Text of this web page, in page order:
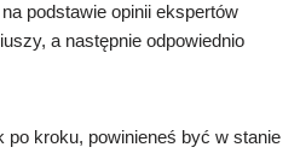
podstawie opinii ekspertów
a następnie odpowiednio
po kroku, powinieneś być w stanie